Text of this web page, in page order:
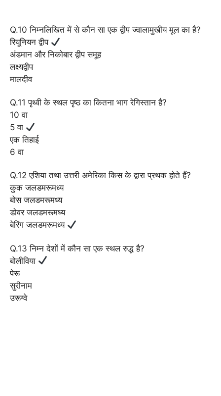
Q.10 निम्नलिखित में से कौन सा एक द्वीप ज्वालामुखीय मूल का है?
रियूनियन द्वीप
अंडमान और निकोबार द्वीप समूह
लक्ष्यद्वीप
मालदीव
Q.11 पृथ्वी के स्थल पृष्ठ का कितना भाग रेगिस्तान है?
10 वा
5 वा
एक तिहाई
6 वा
Q.12 एशिया तथा उत्तरी अमेरिका किस के द्वारा प्रथक होते हैं?
कुक जलडमरूमध्य
बोस जलडमरूमध्य
डोवर जलडमरूमध्य
बेरिंग जलडमरूमध्य
Q.13 निम्न देशों में कौन सा एक स्थल रुद्ध है?
बोलीविया
पेरू
सुरीनाम
उरूग्वे